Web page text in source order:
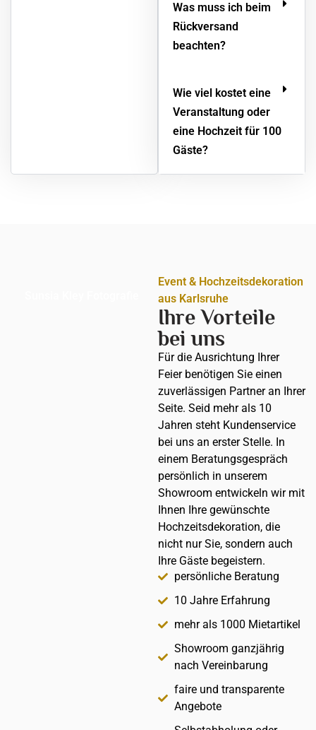
Was muss ich beim
Rückversand
beachten?
Wie viel kostet eine
Veranstaltung oder
eine Hochzeit für 100
Gäste?
Event & Hochzeitsdekoration
aus Karlsruhe
Ihre Vorteile
bei uns
Für die Ausrichtung Ihrer
Feier benötigen Sie einen
zuverlässigen Partner an Ihrer
Seite. Seid mehr als 10
Jahren steht Kundenservice
bei uns an erster Stelle. In
einem Beratungsgespräch
persönlich in unserem
Showroom entwickeln wir mit
Ihnen Ihre gewünschte
Hochzeitsdekoration, die
nicht nur Sie, sondern auch
Ihre Gäste begeistern.
persönliche Beratung
10 Jahre Erfahrung
mehr als 1000 Mietartikel
Showroom ganzjährig
nach Vereinbarung
faire und transparente
Angebote